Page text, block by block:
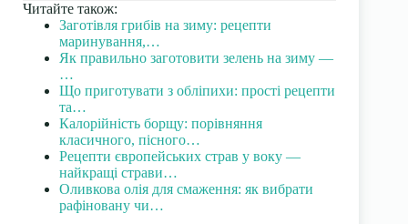
Читайте також:
Заготівля грибів на зиму: рецепти
маринування,…
Як правильно заготовити зелень на зиму —
…
Що приготувати з обліпихи: прості рецепти
та…
Калорійність борщу: порівняння
класичного, пісного…
Рецепти європейських страв у воку —
найкращі страви…
Оливкова олія для смаження: як вибрати
рафіновану чи…